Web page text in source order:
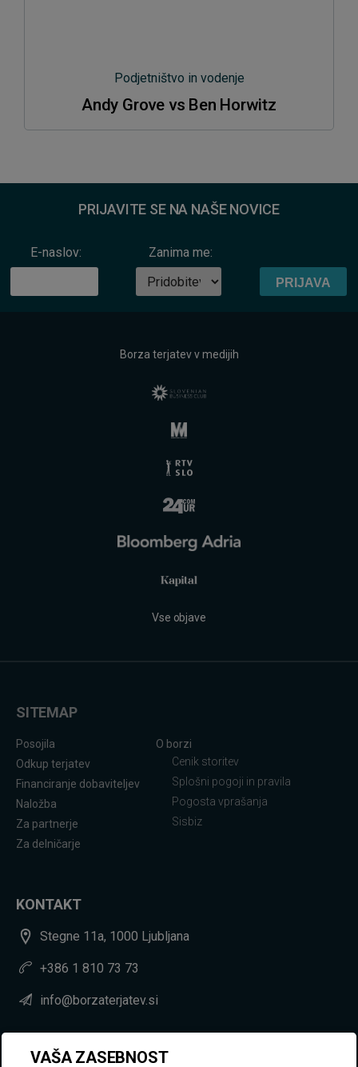
Podjetništvo in vodenje
Andy Grove vs Ben Horwitz
PRIJAVITE SE NA NAŠE NOVICE
E-naslov: Zanima me:
Borza terjatev v medijih
Vse objave
SITEMAP
Posojila
Odkup terjatev
Financiranje dobaviteljev
Naložba
Za partnerje
Za delničarje
O borzi
Cenik storitev
Splošni pogoji in pravila
Pogosta vprašanja
Sisbiz
KONTAKT
Stegne 11a, 1000 Ljubljana
+386 1 810 73 73
info@borzaterjatev.si
SOCIAL
VAŠA ZASEBNOST